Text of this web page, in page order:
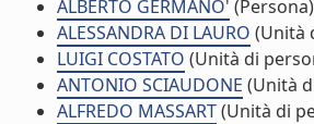
ALBERTO GERMANO' (Persona)
ALESSANDRA DI LAURO (Unità
LUIGI COSTATO (Unità di
ANTONIO SCIAUDONE (Unità
ALFREDO MASSART(Unità di